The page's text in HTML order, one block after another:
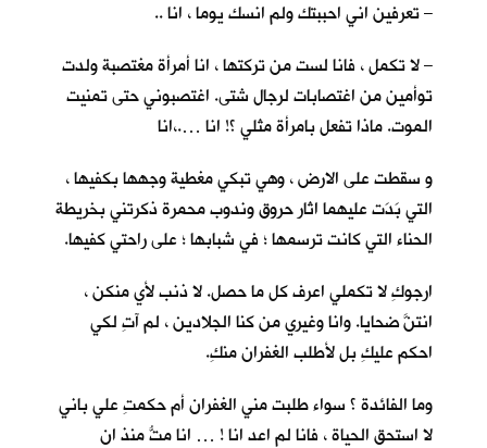
– تعرفين اني احببتك ولم انسك يوما ، انا ..
– لا تكمل ، فانا لست من تركتها ، انا أمرأة مغتصبة ولدت
توأمين من اغتصابات لرجال شتى. اغتصبوني حتى تمنيت
الموت. ماذا تفعل بامرأة مثلي ؟! انا ….،انا
و سقطت على الارض ، وهي تبكي مغطية وجهها بكفيها ،
التي بَدَت عليهما اثار حروق وندوب محمرة ذكرتني بخريطة
الحناء التي كانت ترسمها ؛ في شبابها ؛ على راحتي كفيها.
ارجوكِ لا تكملي اعرف كل ما حصل. لا ذنب لأي منكن ،
انتنَّ ضحايا. وانا وغيري من كنا الجلادين ، لم آتِ لكي
احكم عليكِ بل لأطلب الغفران منكِ.
وما الفائدة ؟ سواء طلبت مني الغفران أم حكمتِ علي باني
لا استحق الحياة ، فانا لم اعد انا ! … انا متُّ منذ ان